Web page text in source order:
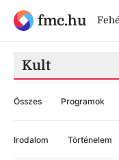
fmc.hu
Kult
Összes Programok
Irodalom Történelem